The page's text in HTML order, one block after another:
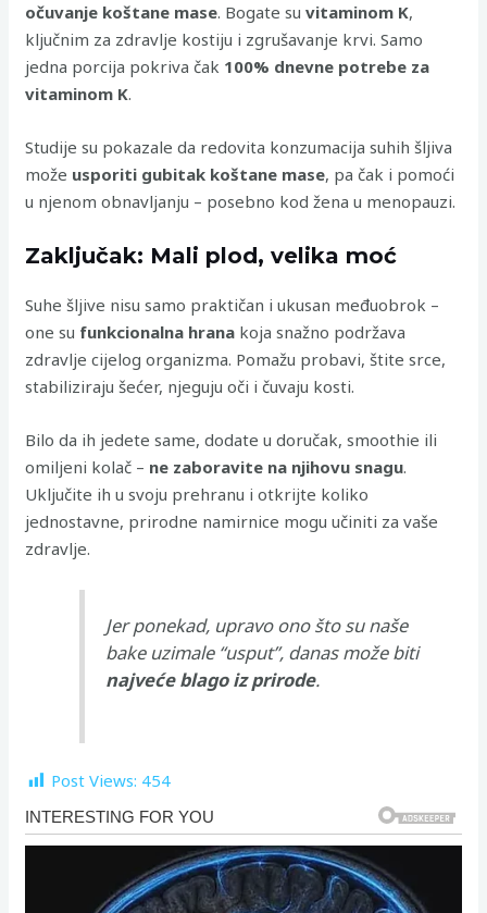
očuvanje koštane mase. Bogate suvitaminom K,
ključnim za zdravlje kostiju i zgrušavanje krvi. Samo
jedna porcija pokriva čak 100% dnevne potrebe za
vitaminom K.
Studije su pokazale da redovita konzumacija suhih šljiva
može usporiti gubitak koštane mase, pa čak i pomoći
u njenom obnavljanju – posebno kod žena u menopauzi.
Zaključak: Mali plod, velika moć
Suhe šljive nisu samo praktičan i ukusan međuobrok –
one su funkcionalna hrana koja snažno podržava
zdravlje cijelog organizma. Pomažu probavi, štite srce,
stabiliziraju šećer, njeguju oči i čuvaju kosti.
Bilo da ih jedete same, dodate u doručak, smoothie ili
omiljeni kolač – ne zaboravite na njihovu snagu.
Uključite ih u svoju prehranu i otkrijte koliko
jednostavne, prirodne namirnice mogu učiniti za vaše
zdravlje.
Jer ponekad, upravo ono što su naše
bake uzimale “usput”, danas može biti
najveće blago iz prirode.
Post Views: 454